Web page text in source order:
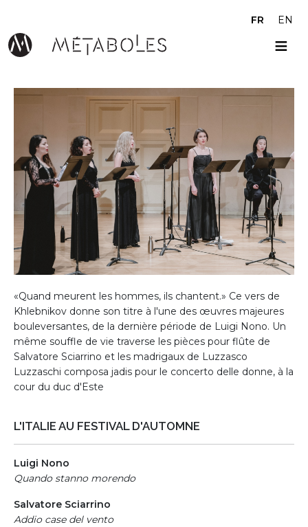
EN
FR
«Quand meurent les hommes, ils chantent.» Ce vers de
Khlebnikov donne son titre à l'une des œuvres majeures
bouleversantes, de la dernière période de Luigi Nono. Un
même souffle de vie traverse les pièces pour flûte de
Salvatore Sciarrino et les madrigaux de Luzzasco
Luzzaschi composa jadis pour le concerto delle donne, à la
cour du duc d'Este
L'ITALIE AU FESTIVAL D'AUTOMNE
Luigi Nono
Quando stanno morendo
Salvatore Sciarrino
Addio case del vento